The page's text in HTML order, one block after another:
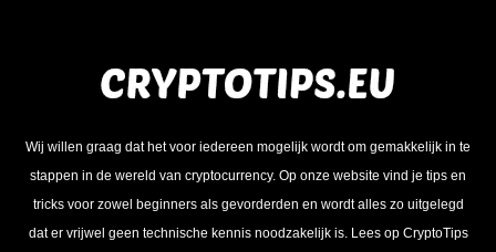
Wij willen graag dat het voor iedereen mogelijk wordt om gemakkelijk in te
stappen in de wereld van cryptocurrency. Op onze website vind je tips en
tricks voor zowel beginners als gevorderden en wordt alles zo uitgelegd
dat er vrijwel geen technische kennis noodzakelijk is. Lees op CryptoTips